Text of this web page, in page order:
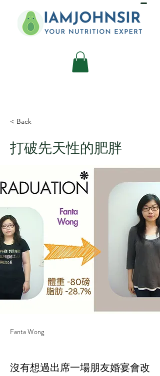
< Back
打破先天性的肥胖
Fanta Wong
沒有想過出席一場朋友婚宴會改